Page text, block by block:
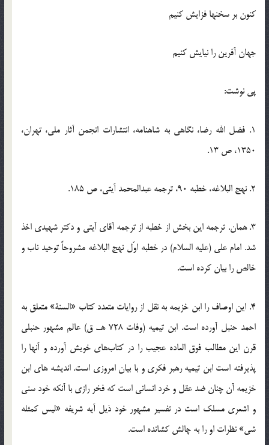
كنون بر سخنها فزايش كنيم
جهان آفرين را نيايش كنيم
پی نوشت:
1. فضل الله رضا، نگاهي به شاهنامه، انتشارات انجمن آثار ملي، تهران،
1350، ص 13.
2. نهج البلاغه، خطبه 90، ترجمه عبدالمحمد آيتي، ص 185.
3. همان. ترجمه اين بخش از خطبه از ترجمه آقاي آيتي و دكتر شهيدي اخذ
شد. امام علي (علیه السلام) در خطبه اوّل نهج البلاغه مشروحاً توحيد ناب و
خالص را بيان كرده است.
4. اين اوصاف را ابن خزيمه به نقل از روايات متعدد كتاب «السنة» متعلق به
احمد حنبل آورده است. ابن تيميه (وفات 728 هـ. ق) عالم مشهور حنبلي
قرن اين مطالب فوق العاده عجيب را در كتاب‌هاي خويش آورده و آنها را
پذيرفته است ابن تيميه رهبر فكري و با بيان امروزي است. انديشه هاي ابن
خزيمه آن چنان ضد عقل و خرد انساني است كه فخر رازي با آنكه خود سني
و اشعري مسلك است در تفسير مشهور خود ذيل آيه شريفه «ليس كمثله
شي» نظرات او را به چالش كشانده است.